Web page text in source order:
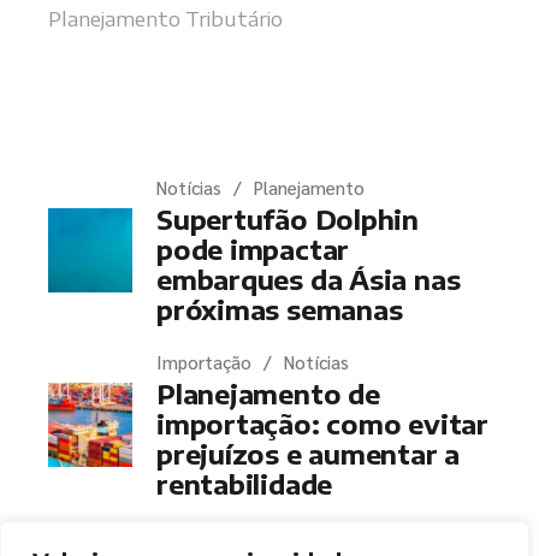
Planejamento Tributário
Notícias Planejamento
Supertufão Dolphin
pode impactar
embarques da Ásia nas
próximas semanas
Importação Notícias
Planejamento de
importação: como evitar
prejuízos e aumentar a
rentabilidade